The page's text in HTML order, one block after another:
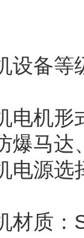
设备等
电机形
爆马达
电源选
材质：